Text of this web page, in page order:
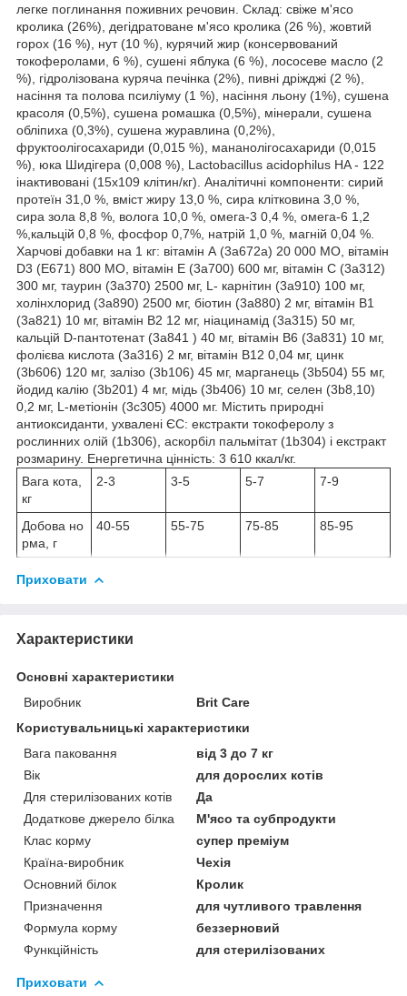
легке поглинання поживних речовин. Склад: свіже м'ясо
кролика (26%), дегідратоване м'ясо кролика (26 %), жовтий
горох (16 %), нут (10 %), курячий жир (консервований
токоферолами, 6 %), сушені яблука (6 %), лососеве масло (2
%), гідролізована куряча печінка (2%), пивні дріжджі (2 %),
насіння та полова псиліуму (1 %), насіння льону (1%), сушена
красоля (0,5%), сушена ромашка (0,5%), мінерали, сушена
обліпиха (0,3%), сушена журавлина (0,2%),
фруктоолігосахариди (0,015 %), мананолігосахариди (0,015
%), юка Шидігера (0,008 %), Lactobacillus acidophilus HA - 122
інактивовані (15x109 клітин/кг). Аналітичні компоненти: сирий
протеїн 31,0 %, вміст жиру 13,0 %, сира клітковина 3,0 %,
сира зола 8,8 %, волога 10,0 %, омега-3 0,4 %, омега-6 1,2
%,кальцій 0,8 %, фосфор 0,7%, натрій 1,0 %, магній 0,04 %.
Харчові добавки на 1 кг: вітамін А (3a672a) 20 000 МО, вітамін
D3 (E671) 800 МО, вітамін Е (3a700) 600 мг, вітамін С (3a312)
300 мг, таурин (3a370) 2500 мг, L- карнітин (3a910) 100 мг,
холінхлорид (3a890) 2500 мг, біотин (3a880) 2 мг, вітамін B1
(3a821) 10 мг, вітамін B2 12 мг, ніацинамід (3a315) 50 мг,
кальцій D-пантотенат (3a841 ) 40 мг, вітамін B6 (3a831) 10 мг,
фолієва кислота (3a316) 2 мг, вітамін B12 0,04 мг, цинк
(3b606) 120 мг, залізо (3b106) 45 мг, марганець (3b504) 55 мг,
йодид калію (3b201) 4 мг, мідь (3b406) 10 мг, селен (3b8,10)
0,2 мг, L-метіонін (3c305) 4000 мг. Містить природні
антиоксиданти, ухвалені ЄС: екстракти токоферолу з
рослинних олій (1b306), аскорбіл пальмітат (1b304) і екстракт
розмарину. Енергетична цінність: 3 610 ккал/кг.
Вага кота,
кг
2-3 3-5 5-7 7-9
Добова но
рма, г
40-55 55-75 75-85 85-95
Приховати
Характеристики
Основні характеристики
Виробник
Brit Care
Користувальницькі характеристики
Вага паковання
від 3 до 7 кг
Вік
для дорослих котів
Для стерилізованих котів
Да
Додаткове джерело білка
М'ясо та субпродукти
Клас корму
супер преміум
Країна-виробник
Чехія
Основний білок
Кролик
Призначення
для чутливого травлення
Формула корму
беззерновий
Функційність
для стерилізованих
Приховати